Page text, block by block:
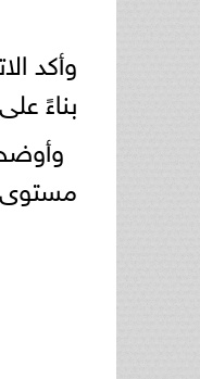
وأكد
بناءً
مستوى